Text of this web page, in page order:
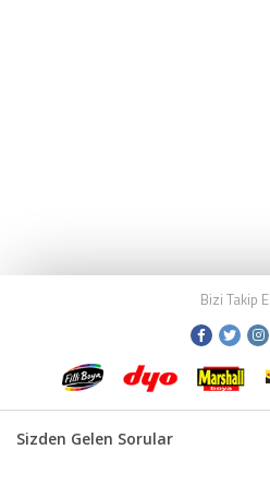
Bizi Takip
Sizden Gelen Sorular